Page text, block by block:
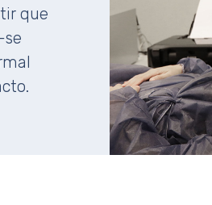
que
se